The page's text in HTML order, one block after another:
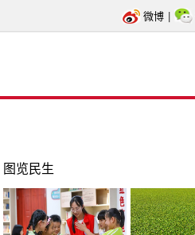
微博
图览民生